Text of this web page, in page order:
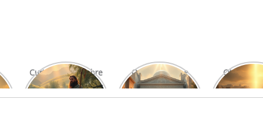
Curiosidades Sobre
Os Salmos Mais
O Significado e
Função do Levita
Otniel: